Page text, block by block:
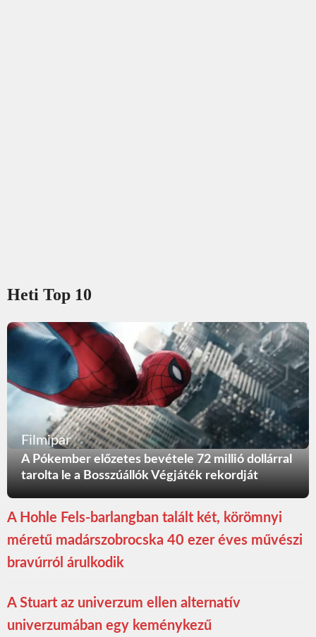
Heti Top 10
Filmipar
A Pókember előzetes bevétele 72 millió dollárral
tarolta le a Bosszúállók Végjáték rekordját
A Hohle Fels-barlangban talált két, körömnyi
méretű madárszobrocska 40 ezer éves művészi
bravúrról árulkodik
A Stuart az univerzum ellen alternatív
univerzumában egy keménykezű